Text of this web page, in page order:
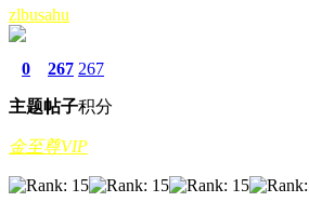
zlbusahu
0
主题
267
帖子
267
积分
金至尊VIP